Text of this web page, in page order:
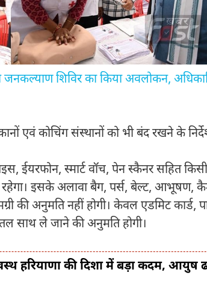
शिविर का किया अवलोकन,
एवं कोचिंग संस्थानों को भी बंद रखने के
ईयरफोन, स्मार्ट वॉच, पेन स्कैनर सहित
रहेगा। इसके अलावा बैग, पर्स, बेल्ट, आभूषण,
की अनुमति नहीं होगी। केवल एडमिट कार्ड,
साथ ले जाने की अनुमति होगी।
हरियाणा की दिशा में बड़ा कदम, आयुष